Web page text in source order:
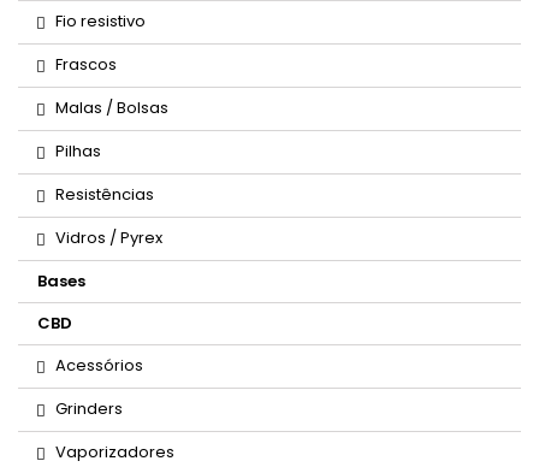
Fio resistivo
Frascos
Malas / Bolsas
Pilhas
Resistências
Vidros / Pyrex
Bases
CBD
Acessórios
Grinders
Vaporizadores